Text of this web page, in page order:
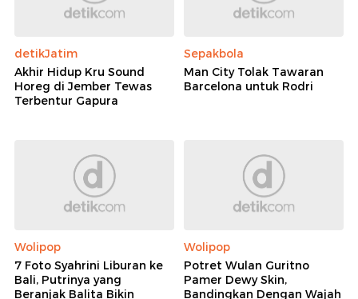
detikJatim
Akhir Hidup Kru Sound
Horeg di Jember Tewas
Terbentur Gapura
Sepakbola
Man City Tolak Tawaran
Barcelona untuk Rodri
Wolipop
7 Foto Syahrini Liburan ke
Bali, Putrinya yang
Beranjak Balita Bikin
Wolipop
Potret Wulan Guritno
Pamer Dewy Skin,
Bandingkan Dengan Wajah